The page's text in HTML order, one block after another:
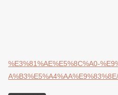
%E3%81%AE%E5%8C%A0-